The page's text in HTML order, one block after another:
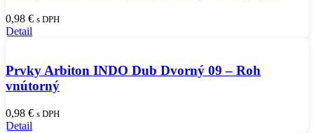
0,98 € s DPH
Detail
Prvky Arbiton INDO Dub Dvorný 09 – Roh
vnútorný
0,98 € s DPH
Detail